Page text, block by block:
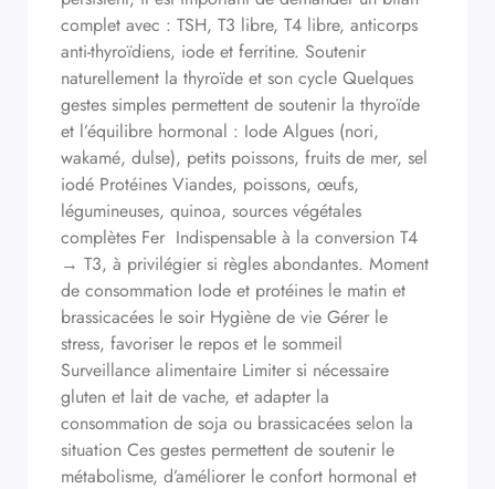
complet avec : TSH, T3 libre, T4 libre, anticorps
anti-thyroïdiens, iode et ferritine. Soutenir
naturellement la thyroïde et son cycle Quelques
gestes simples permettent de soutenir la thyroïde
et l’équilibre hormonal : Iode Algues (nori,
wakamé, dulse), petits poissons, fruits de mer, sel
iodé Protéines Viandes, poissons, œufs,
légumineuses, quinoa, sources végétales
complètes Fer Indispensable à la conversion T4
→ T3, à privilégier si règles abondantes. Moment
de consommation Iode et protéines le matin et
brassicacées le soir Hygiène de vie Gérer le
stress, favoriser le repos et le sommeil
Surveillance alimentaire Limiter si nécessaire
gluten et lait de vache, et adapter la
consommation de soja ou brassicacées selon la
situation Ces gestes permettent de soutenir le
métabolisme, d’améliorer le confort hormonal et